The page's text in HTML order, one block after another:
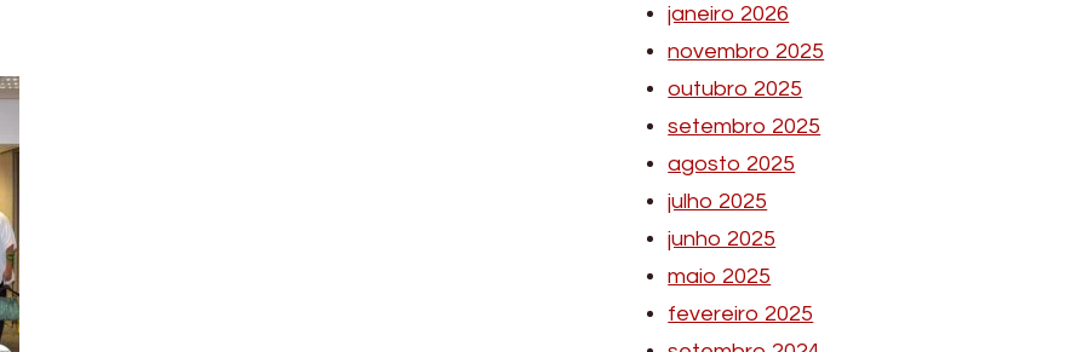
janeiro 2026
novembro 2025
outubro 2025
setembro 2025
agosto 2025
julho 2025
junho 2025
maio 2025
fevereiro 2025